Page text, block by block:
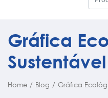
Gráfica
Sustentável
Home / Blog / Gráfica